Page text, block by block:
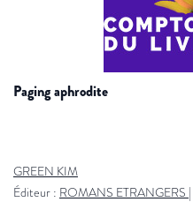
paging aphrodite
GREEN KIM
Éditeur : ROMANS ETRANGERS |